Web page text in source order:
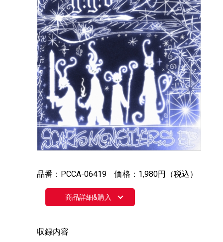
品番：PCCA-06419 価格：1,980円（税込）
商品詳細&購入
収録内容